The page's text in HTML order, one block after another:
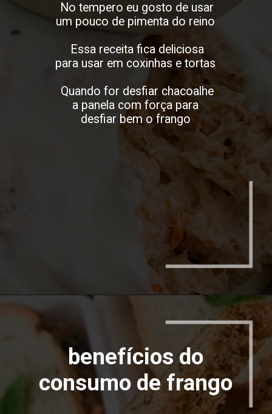
No tempero eu gosto de usar
um pouco de pimenta do reino
Essa receita fica deliciosa
para usar em coxinhas e tortas
Quando for desfiar chacoalhe
a panela com força para
desfiar bem o frango
Opening
benefícios do
consumo de frango